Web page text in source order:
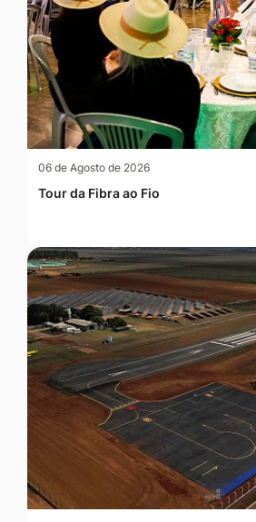
06 de Agosto de 2026
Tour da Fibra ao Fio